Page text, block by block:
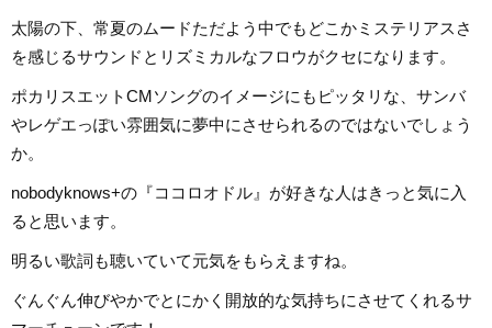
太陽の下、常夏のムードただよう中でもどこかミステリアスさ
を感じるサウンドとリズミカルなフロウがクセになります。
ポカリスエットCMソングのイメージにもピッタリな、サンバ
やレゲエっぽい雰囲気に夢中にさせられるのではないでしょう
か。
nobodyknows+の『ココロオドル』が好きな人はきっと気に入
ると思います。
明るい歌詞も聴いていて元気をもらえますね。
ぐんぐん伸びやかでとにかく開放的な気持ちにさせてくれるサ